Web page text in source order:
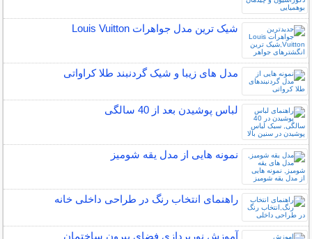
شیک ترین مدل جواهرات Louis Vuitton
مدل های زیبا و شیک گردنبند طلا کراواتی
لباس پوشیدن بعد از 40 سالگی
نمونه هایی از مدل یقه شومیز
راهنمای انتخاب رنگ در طراحی داخلی خانه
آموزش نورپردازی فضای بیرون ساختمان